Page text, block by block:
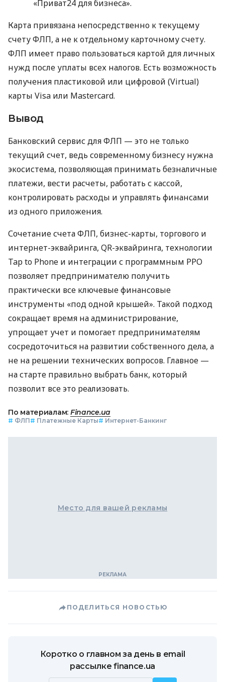
«Приват24 для бизнеса».
Карта привязана непосредственно к текущему
счету ФЛП, а не к отдельному карточному счету.
ФЛП имеет право пользоваться картой для личных
нужд после уплаты всех налогов. Есть возможность
получения пластиковой или цифровой (Virtual)
карты Visa или Mastercard.
Вывод
Банковский сервис для ФЛП — это не только
текущий счет, ведь современному бизнесу нужна
экосистема, позволяющая принимать безналичные
платежи, вести расчеты, работать с кассой,
контролировать расходы и управлять финансами
из одного приложения.
Сочетание счета ФЛП, бизнес-карты, торгового и
интернет-эквайринга, QR-эквайринга, технологии
Tap to Phone и интеграции с программным РРО
позволяет предпринимателю получить
практически все ключевые финансовые
инструменты «под одной крышей». Такой подход
сокращает время на администрирование,
упрощает учет и помогает предпринимателям
сосредоточиться на развитии собственного дела, а
не на решении технических вопросов. Главное —
на старте правильно выбрать банк, который
позволит все это реализовать.
По материалам: Finance.ua
# ФЛП# Платежные Карты# Интернет-Банкинг
Место для вашей рекламы
ПОДЕЛИТЬСЯ НОВОСТЬЮ
Коротко о главном за день в email
рассылке finance.ua